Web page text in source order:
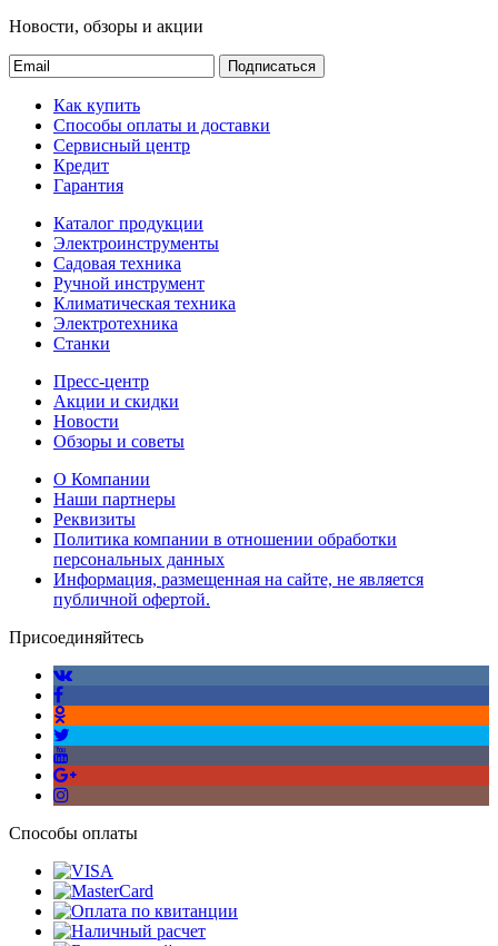
Новости, обзоры и акции
Подписаться
Как купить
Способы оплаты и доставки
Сервисный центр
Кредит
Гарантия
Каталог продукции
Электроинструменты
Садовая техника
Ручной инструмент
Климатическая техника
Электротехника
Станки
Пресс-центр
Акции и скидки
Новости
Обзоры и советы
О Компании
Наши партнеры
Реквизиты
Политика компании в отношении обработки
персональных данных
Информация, размещенная на сайте, не является
публичной офертой.
Присоединяйтесь
Способы оплаты